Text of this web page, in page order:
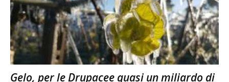
Gelo, per le Drupacee quasi un miliardo di